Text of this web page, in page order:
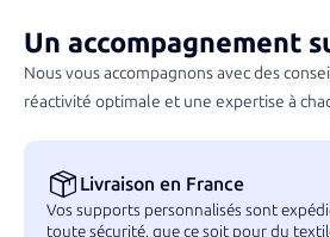
Un accompagnement
Nous vous accompagnons avec des
réactivité optimale et une expertise à
Livraison en France
Vos supports personnalisés sont
toute sécurité, que ce soit pour du